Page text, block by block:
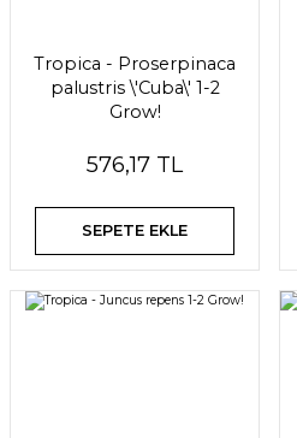
Tropica - Proserpinaca
palustris \'Cuba\' 1-2
Grow!
576,17 TL
SEPETE EKLE